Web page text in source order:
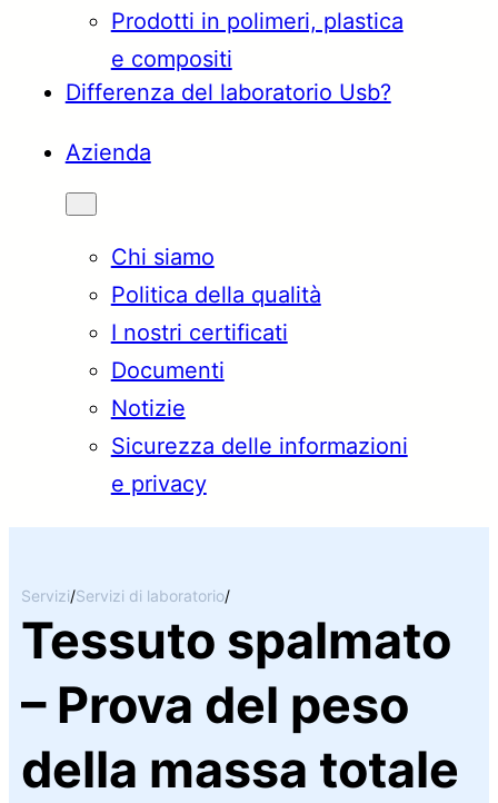
Prodotti in polimeri, plastica
e compositi
Differenza del laboratorio Usb?
Azienda
Chi siamo
Politica della qualità
I nostri certificati
Documenti
Notizie
Sicurezza delle informazioni
e privacy
Servizi/Servizi di laboratorio/
Tessuto spalmato
– Prova del peso
della massa totale